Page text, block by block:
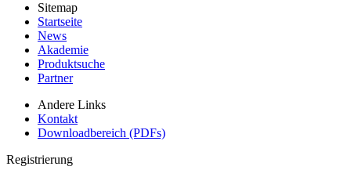
Sitemap
Startseite
News
Akademie
Produktsuche
Partner
Andere Links
Kontakt
Downloadbereich (PDFs)
Registrierung